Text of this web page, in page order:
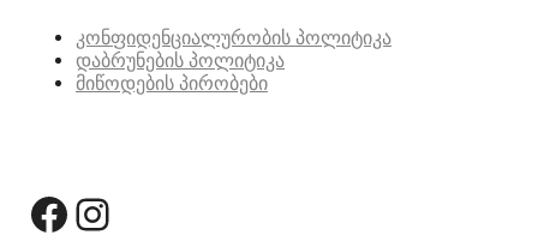
კონფიდენციალურობის პოლიტიკა
დაბრუნების პოლიტიკა
მიწოდების პირობები
Facebook
Instagram